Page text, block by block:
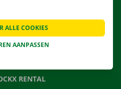
RENTAL
AANPASSEN
ALLE COOKIES